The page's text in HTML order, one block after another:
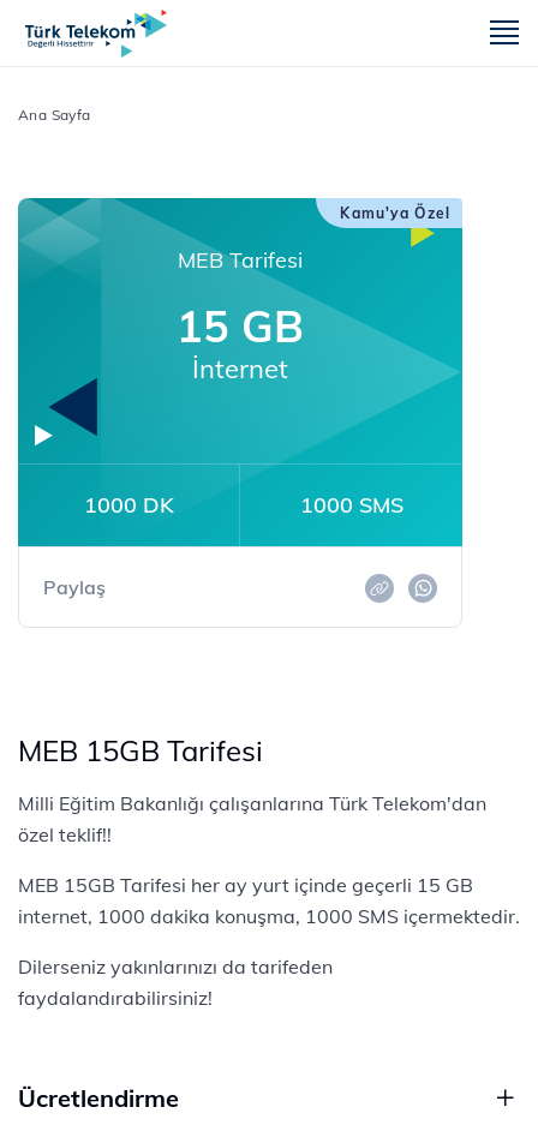
Ana Sayfa
Kamu'ya Özel
MEB Tarifesi
15 GB
İnternet
1000 DK 1000 SMS
Paylaş
MEB 15GB Tarifesi
Milli Eğitim Bakanlığı çalışanlarına Türk Telekom'dan
özel teklif!!
MEB 15GB Tarifesi her ay yurt içinde geçerli 15 GB
internet, 1000 dakika konuşma, 1000 SMS içermektedir.
Dilerseniz yakınlarınızı da tarifeden
faydalandırabilirsiniz!
Ücretlendirme